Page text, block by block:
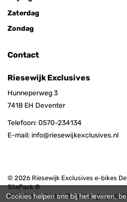
Zaterdag
Zondag
Contact
Riesewijk Exclusives
Hunneperweg 3
7418 EH Deventer
Telefoon: 0570-234134
E-mail: info@riesewijkexclusives.nl
© 2026 Riesewijk Exclusives e-bikes
SitePack ®
Winkel in e-bikes in Deventer,
Cookies helpen ons bij het leveren,